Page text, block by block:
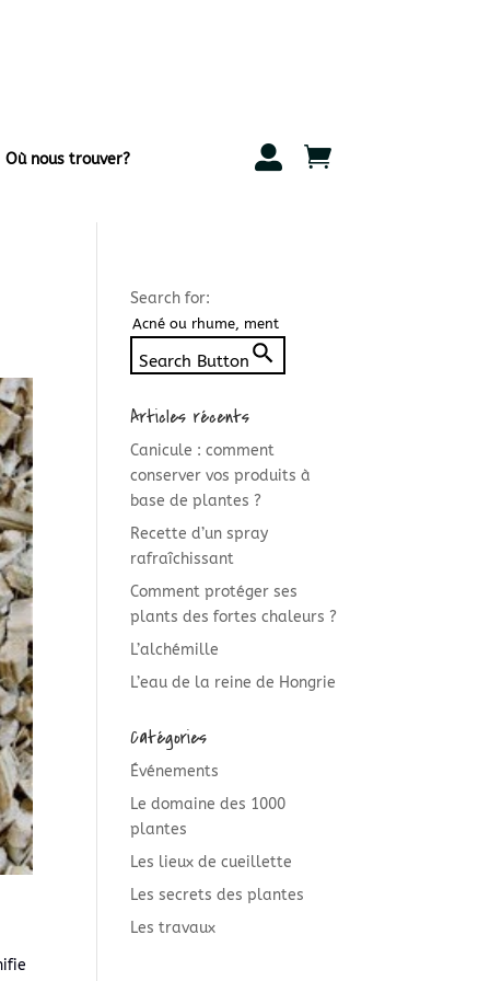
Où nous trouver?  
Search for:
Search Button
Articles récents
Canicule : comment
conserver vos produits à
base de plantes ?
Recette d’un spray
rafraîchissant
Comment protéger ses
plants des fortes chaleurs ?
L’alchémille
L’eau de la reine de Hongrie
Catégories
Événements
Le domaine des 1000
plantes
Les lieux de cueillette
Les secrets des plantes
Les travaux